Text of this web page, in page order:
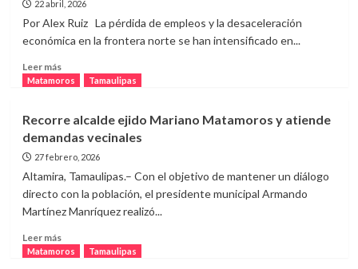
Bertha
Matamoros;
autoridades
llaman
con
mucha
precaución.
22 abril, 2026
Por Alex Ruiz La pérdida de empleos y la desaceleración
económica en la frontera norte se han intensificado en...
Leer másLeer
más
laboral
en
Matamoros
se
agrava
por
cierre
maquiladoras
Matamoros Tamaulipas
Recorre alcalde ejido Mariano Matamoros y atiende
demandas vecinales
27 febrero, 2026
Altamira, Tamaulipas.– Con el objetivo de mantener un diálogo
directo con la población, el presidente municipal Armando
Martínez Manríquez realizó...
Leer másLeer
más
Matamoros Tamaulipas